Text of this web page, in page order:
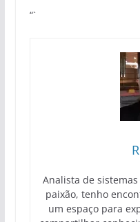
“`
Analista de
paixão, tenho
um espaço para